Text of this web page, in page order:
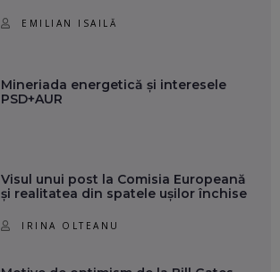
EMILIAN ISAILĂ
Mineriada energetică și interesele
PSD+AUR
Visul unui post la Comisia Europeană
și realitatea din spatele ușilor închise
IRINA OLTEANU